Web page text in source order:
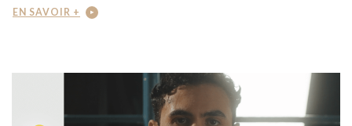
EN SAVOIR +